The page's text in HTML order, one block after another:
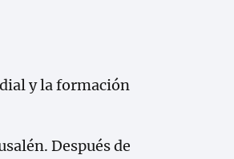
y la formación
Después de